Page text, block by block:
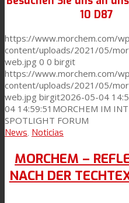
10 D87
https://www.morchem.com/
content/uploads/2021/05/
web.jpg 0 0 birgit
https://www.morchem.com/
content/uploads/2021/05/
web.jpg birgit2026-05-04
04 14:59:51 MORCHEM IM
SPOTLIGHT FORUM
News, Noticias
MORCHEM –
NACH DER